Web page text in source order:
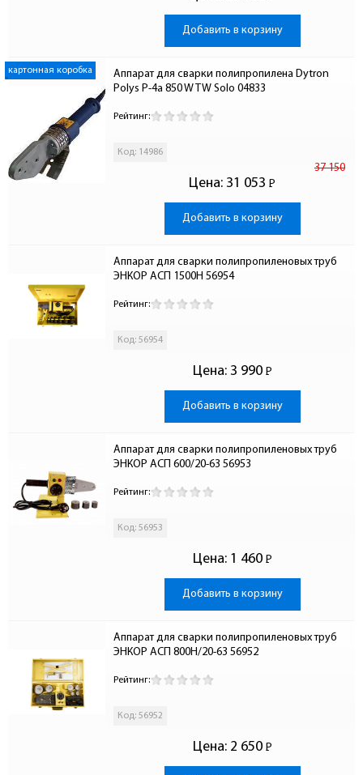
Добавить в корзину
картонная коробка
Аппарат для сварки полипропилена Dytron
Polys P-4a 850 W TW Solo 04833
Рейтинг:
Код: 14986
Цена:
37 150
31 053 Р
-
Добавить в корзину
Аппарат для сварки полипропиленовых труб
ЭНКОР АСП 1500Н 56954
Рейтинг:
Код: 56954
Цена: 3 990 Р
-
Добавить в корзину
Аппарат для сварки полипропиленовых труб
ЭНКОР АСП 600/20-63 56953
Рейтинг:
Код: 56953
Цена: 1 460 Р
-
Добавить в корзину
Аппарат для сварки полипропиленовых труб
ЭНКОР АСП 800Н/20-63 56952
Рейтинг:
Код: 56952
Цена: 2 650 Р
-